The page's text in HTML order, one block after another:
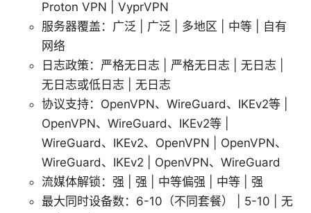
Proton VPN | VyprVPN
服务器覆盖：广泛 | 广泛 | 多地区 | 中等 | 自有
网络
日志政策：严格无日志 | 严格无日志 | 无日志 |
无日志或低日志 | 无日志
协议支持：OpenVPN、WireGuard、IKEv2等 |
OpenVPN、WireGuard、IKEv2等 |
WireGuard、IKEv2、OpenVPN | OpenVPN、
WireGuard、IKEv2 | OpenVPN、WireGuard
流媒体解锁：强 | 强 | 中等偏强 | 中等 | 强
最大同时设备数：6-10（不同套餐） | 5-10 | 无